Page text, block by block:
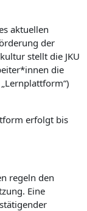
aktuellen
der
stellt die JKU
die
erfolgt bis
regeln den
Eine